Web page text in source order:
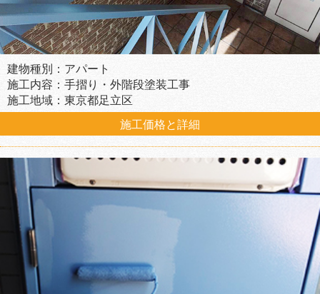
建物種別：アパート
施工内容：手摺り・外階段塗装工事
施工地域：東京都足立区
施工価格と詳細